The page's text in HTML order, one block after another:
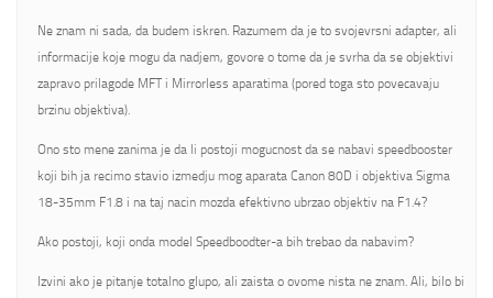
Ne znam ni sada, da budem iskren. Razumem da je to svojevrsni adapter, ali
informacije koje mogu da nadjem, govore o tome da je svrha da se objektivi
zapravo prilagode MFT i Mirrorless aparatima (pored toga sto povecavaju
brzinu objektiva).
Ono sto mene zanima je da li postoji mogucnost da se nabavi speedbooster
koji bih ja recimo stavio izmedju mog aparata Canon 80D i objektiva Sigma
18-35mm F1.8 i na taj nacin mozda efektivno ubrzao objektiv na F1.4?
Ako postoji, koji onda model Speedboodter-a bih trebao da nabavim?
Izvini ako je pitanje totalno glupo, ali zaista o ovome nista ne znam. Ali, bilo bi